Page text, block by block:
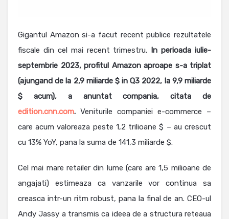
Gigantul Amazon si-a facut recent publice rezultatele
fiscale din cel mai recent trimestru. In perioada iulie-
septembrie 2023, profitul Amazon aproape s-a triplat
(ajungand de la 2,9 miliarde $ in Q3 2022, la 9,9 miliarde
$ acum), a anuntat compania, citata de
edition.cnn.com. Veniturile companiei e-commerce –
care acum valoreaza peste 1,2 trilioane $ – au crescut
cu 13% YoY, pana la suma de 141,3 miliarde $.
Cel mai mare retailer din lume (care are 1,5 milioane de
angajati) estimeaza ca vanzarile vor continua sa
creasca intr-un ritm robust, pana la final de an. CEO-ul
Andy Jassy a transmis ca ideea de a structura reteaua